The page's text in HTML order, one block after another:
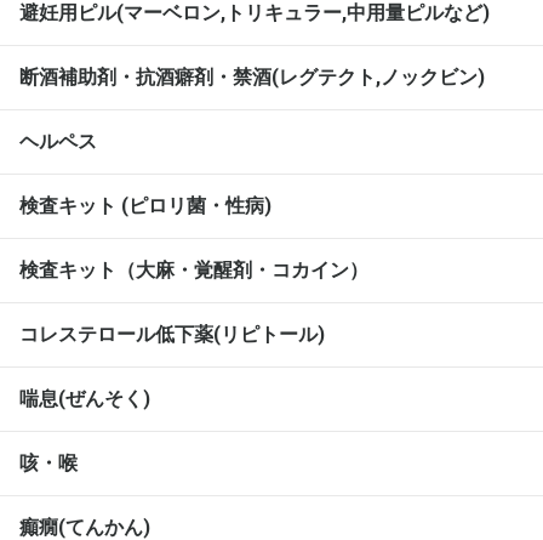
避妊用ピル(マーベロン,トリキュラー,中用量ピルなど)
断酒補助剤・抗酒癖剤・禁酒(レグテクト,ノックビン)
ヘルペス
検査キット (ピロリ菌・性病)
検査キット（大麻・覚醒剤・コカイン）
コレステロール低下薬(リピトール)
喘息(ぜんそく)
咳・喉
癲癇(てんかん)